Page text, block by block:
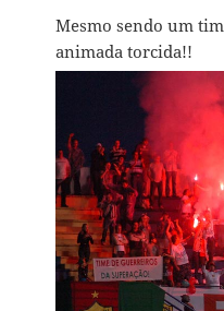
Mesmo sendo um
animada torcida!!